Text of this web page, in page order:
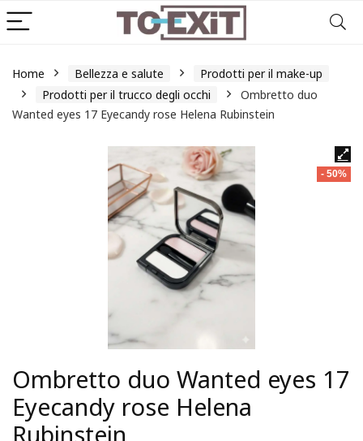
Home Bellezza e salute
Prodotti per il make-up
Prodotti per il trucco degli occhi
Ombretto duo
Wanted eyes 17 Eyecandy rose Helena Rubinstein
- 50%
Ombretto duo Wanted eyes 17
Eyecandy rose Helena
Rubinstein